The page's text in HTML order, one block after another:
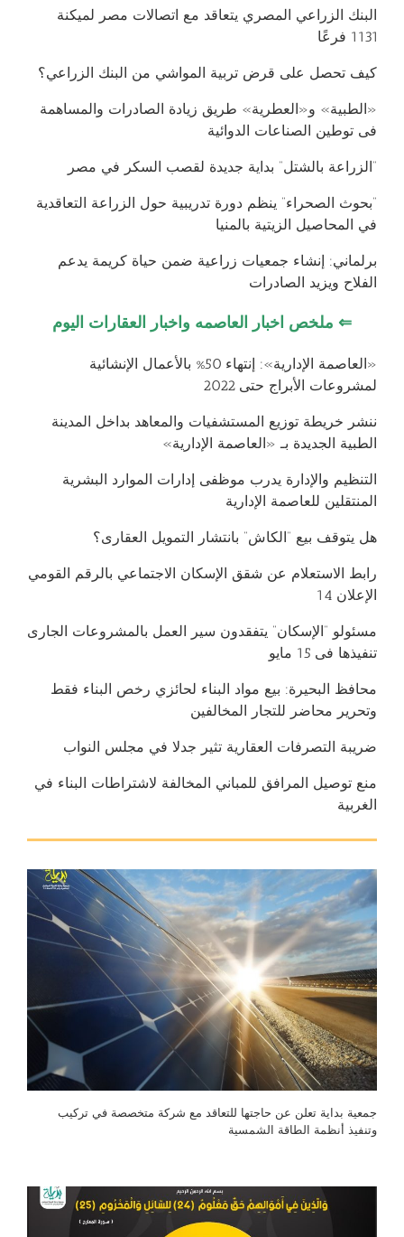
البنك الزراعي المصري يتعاقد مع اتصالات مصر لميكنة
1131 فرعًا
كيف تحصل على قرض تربية المواشي من البنك الزراعي؟
«الطبية» و«العطرية» طريق زيادة الصادرات والمساهمة
فى توطين الصناعات الدوائية
“الزراعة بالشتل” بداية جديدة لقصب السكر في مصر
“بحوث الصحراء” ينظم دورة تدريبية حول الزراعة التعاقدية
في المحاصيل الزيتية بالمنيا
برلماني: إنشاء جمعيات زراعية ضمن حياة كريمة يدعم
الفلاح ويزيد الصادرات
⇐ ملخص اخبار العاصمه واخبار العقارات اليوم
«العاصمة الإدارية»: إنتهاء 50% بالأعمال الإنشائية
لمشروعات الأبراج حتى 2022
ننشر خريطة توزيع المستشفيات والمعاهد بداخل المدينة
الطبية الجديدة بـ «العاصمة الإدارية»
التنظيم والإدارة يدرب موظفى إدارات الموارد البشرية
المنتقلين للعاصمة الإدارية
هل يتوقف بيع “الكاش” بانتشار التمويل العقارى؟
رابط الاستعلام عن شقق الإسكان الاجتماعي بالرقم القومي
الإعلان 14
مسئولو “الإسكان” يتفقدون سير العمل بالمشروعات الجارى
تنفيذها فى 15 مايو
محافظ البحيرة: بيع مواد البناء لحائزي رخص البناء فقط
وتحرير محاضر للتجار المخالفين
ضريبة التصرفات العقارية تثير جدلا في مجلس النواب
منع توصيل المرافق للمباني المخالفة لاشتراطات البناء في
الغربية
جمعية بداية تعلن عن حاجتها للتعاقد مع شركة متخصصة في تركيب
وتنفيذ أنظمة الطاقة الشمسية